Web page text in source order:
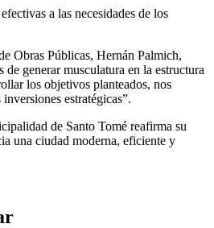
a las necesidades de los
Obras Públicas, Hernán Palmich,
de generar musculatura en la estructura
los objetivos planteados, nos
estratégicas”.
de Santo Tomé reafirma su
una ciudad moderna, eficiente y